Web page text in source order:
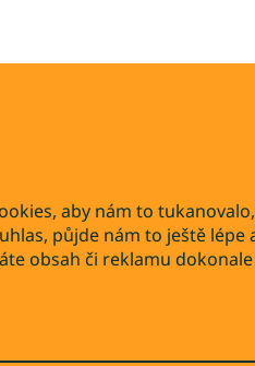
aby nám to
půjde nám to ještě lépe
obsah či reklamu